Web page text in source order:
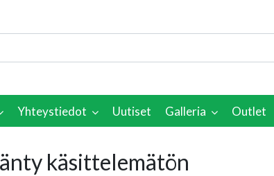
Yhteystiedot Uutiset Galleria Outlet
käsittelemätön